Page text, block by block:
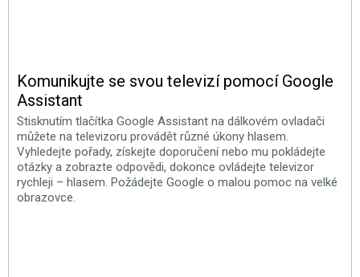
Komunikujte se svou televizí pomocí Google
Assistant
Stisknutím tlačítka Google Assistant na dálkovém ovladači
můžete na televizoru provádět různé úkony hlasem.
Vyhledejte pořady, získejte doporučení nebo mu pokládejte
otázky a zobrazte odpovědi, dokonce ovládejte televizor
rychleji – hlasem. Požádejte Google o malou pomoc na velké
obrazovce.